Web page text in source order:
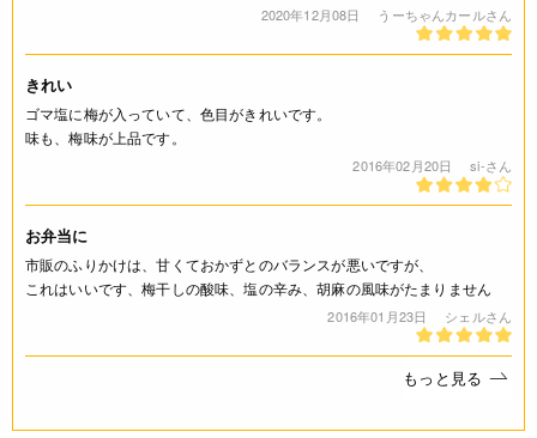
◆商品の在庫・販売状況について◆
・諸事情により、予告なく販売終了になる場合がございます。
予めご了承ください。
・当サイトに掲載されている商品は、ご購入可能な状態にあっ
ても必ずしも在庫を保証するものではありません。予めご了承
ご利用方法
* おむすび、赤飯、お弁当などに少量かけてお召し上がり下さ
* 通常のふりかけの様にふりかけますと塩辛くなりますので、
2020年12月08日 うーちゃんカールさん
きれい
ゴマ塩に梅が入っていて、色目がきれいです。
味も、梅味が上品です。
2016年02月20日 si-さん
お弁当に
市販のふりかけは、甘くておかずとのバランスが悪いですが、
これはいいです、梅干しの酸味、塩の辛み、胡麻の風味がたまりません
2016年01月23日 シェルさん
もっと見る